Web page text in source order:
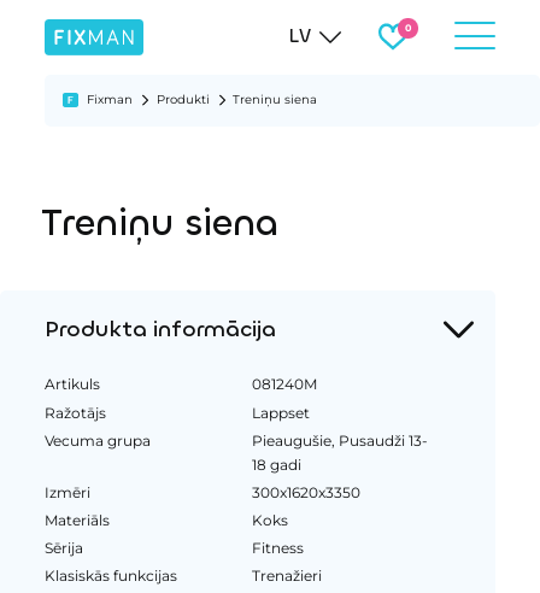
LV
Fixman Produkti Treniņu siena
Treniņu siena
Produkta informācija
Artikuls
081240M
Ražotājs
Lappset
Vecuma grupa
Pieaugušie, Pusaudži 13-
18 gadi
Izmēri
300x1620x3350
Materiāls
Koks
Sērija
Fitness
Klasiskās funkcijas
Trenažieri